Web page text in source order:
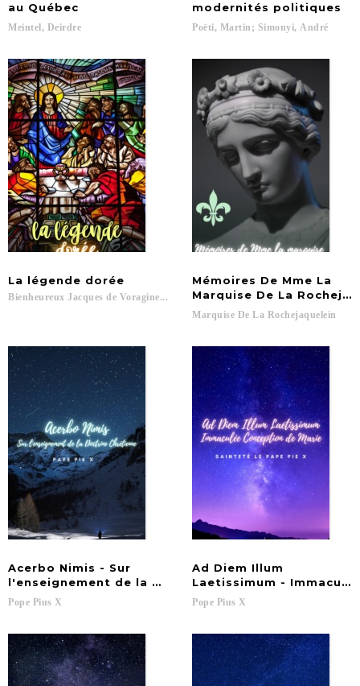
au Québec
Meintel, Deirdre
modernités politiques
Poëti, Martin; Simonyi, André
La légende dorée
Bienheureux Jacques de Voragine...
Mémoires De Mme La
Marquise De La
Marquise De La Rochejaquelein
Acerbo Nimis - Sur
l'enseignement de la Doctrine Chrétienne
Pope Pius X
Ad Diem Illum
Laetissimum -
Pope Pius X